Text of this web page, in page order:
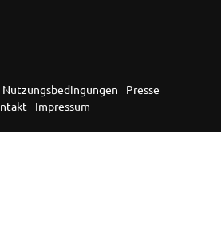
Nutzungsbedingungen
Presse
Impressum